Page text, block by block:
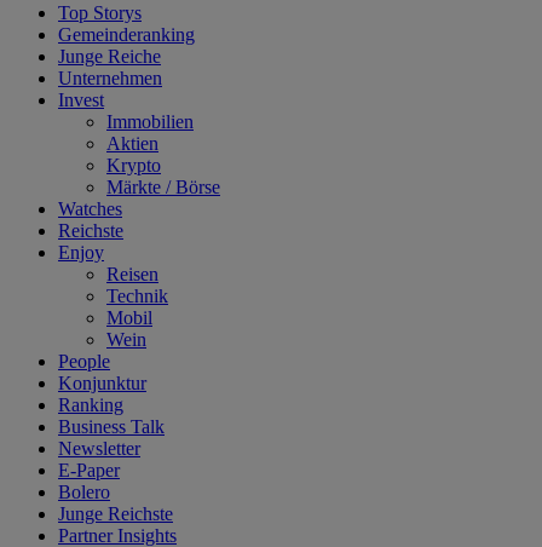
Top Storys
Gemeinderanking
Junge Reiche
Unternehmen
Invest
Immobilien
Aktien
Krypto
Märkte / Börse
Watches
Reichste
Enjoy
Reisen
Technik
Mobil
Wein
People
Konjunktur
Ranking
Business Talk
Newsletter
E-Paper
Bolero
Junge Reichste
Partner Insights